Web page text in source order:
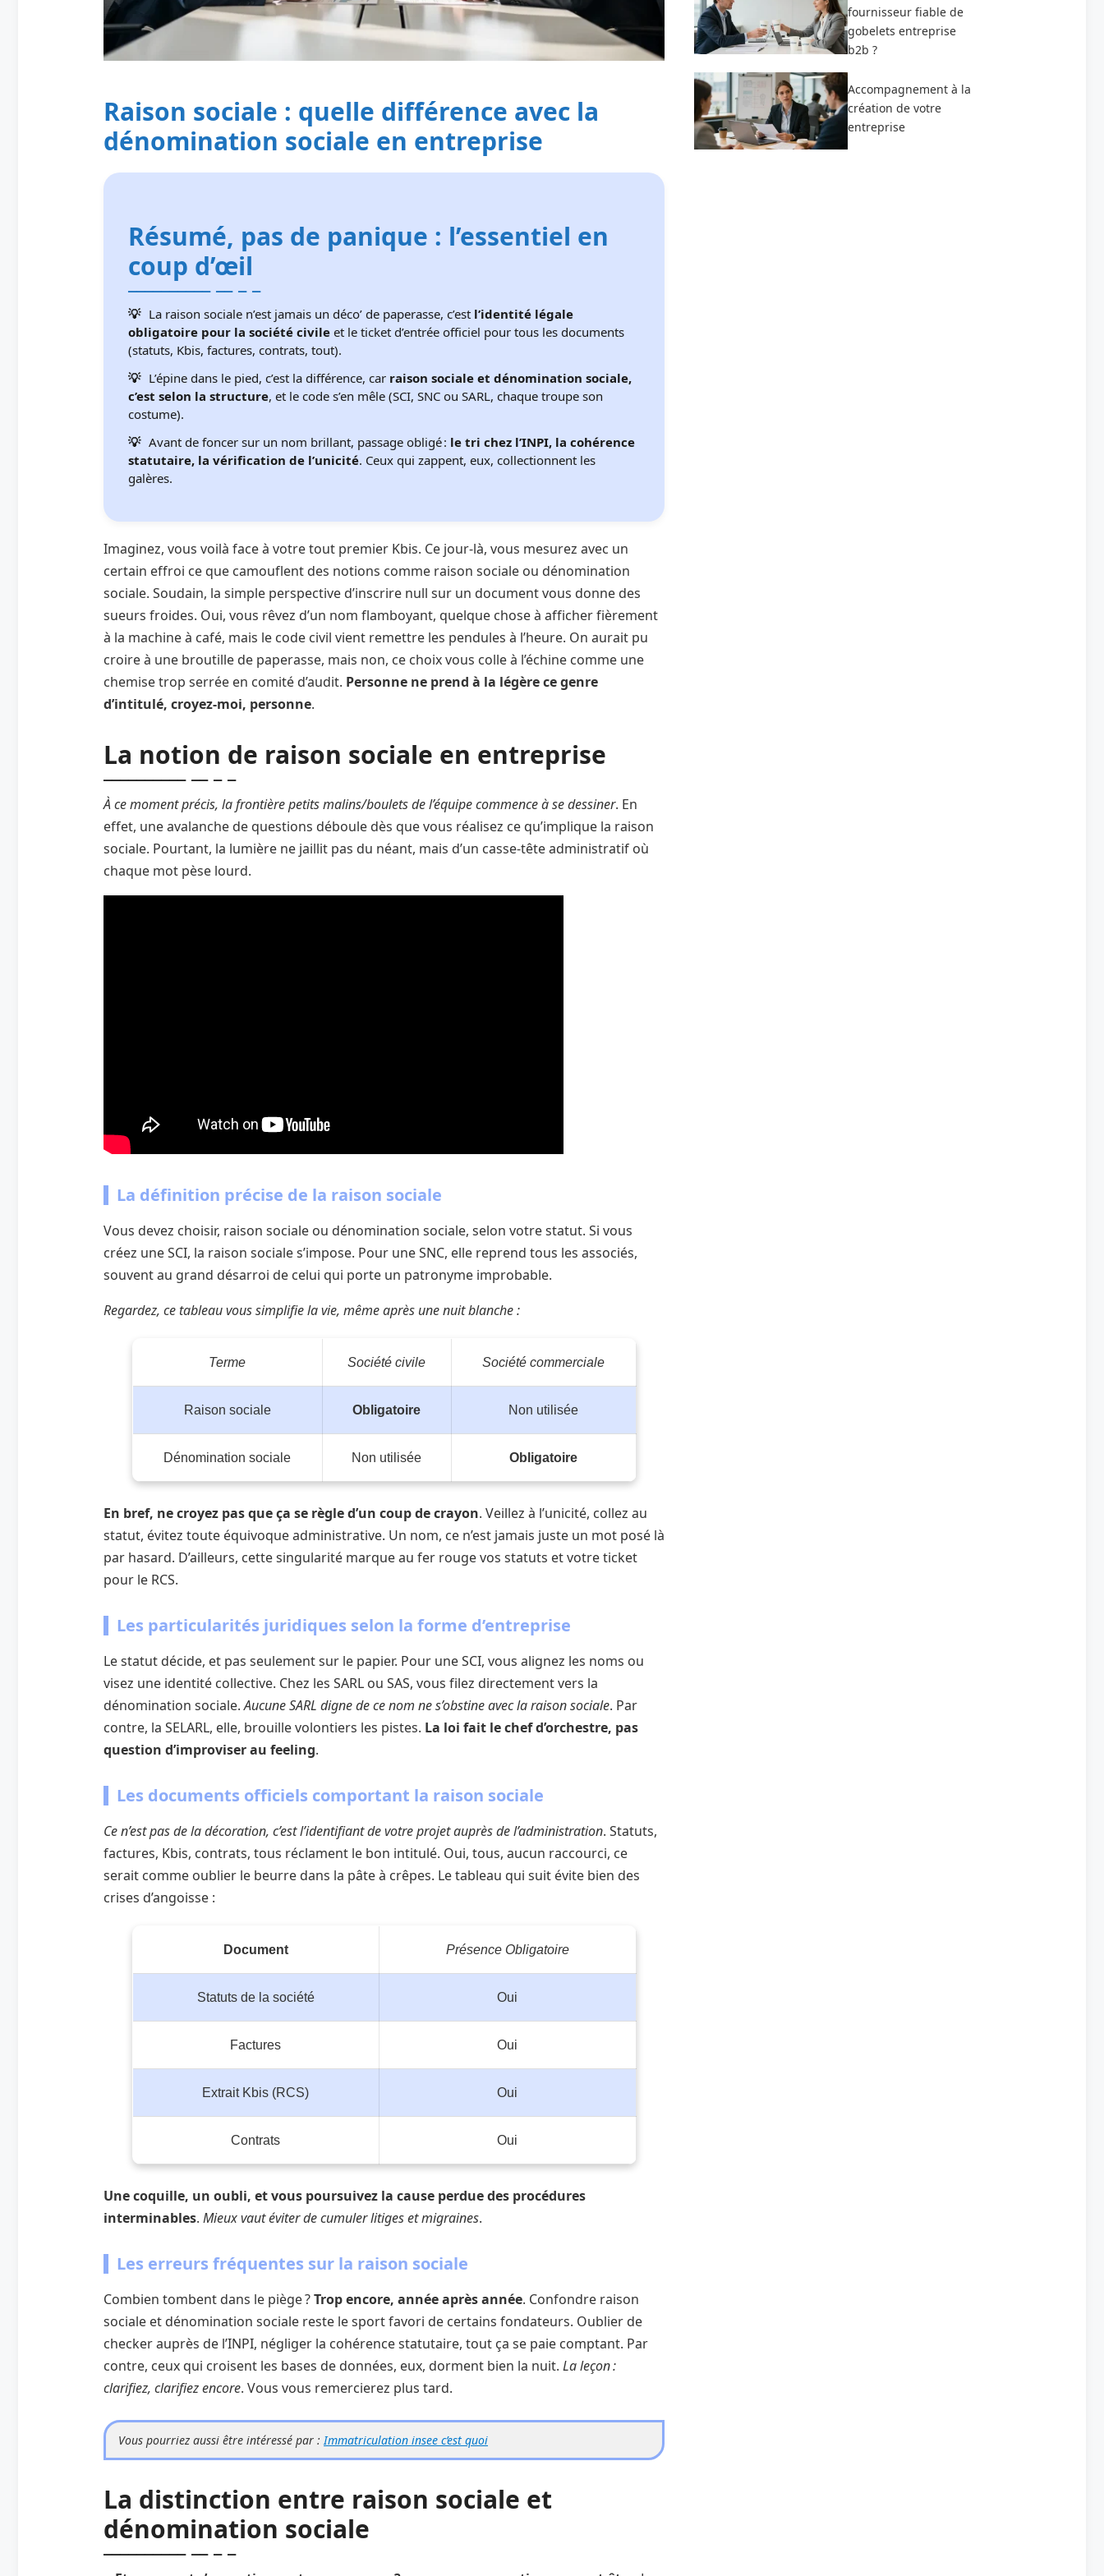
Raison sociale : quelle différence avec la
dénomination sociale en entreprise
Résumé, pas de panique : l’essentiel en
coup d’œil
La raison sociale n’est jamais un déco’ de paperasse, c’est l’identité légale
obligatoire pour la société civile et le ticket d’entrée officiel pour tous les documents
(statuts, Kbis, factures, contrats, tout).
L’épine dans le pied, c’est la différence, car raison sociale et dénomination sociale,
c’est selon la structure, et le code s’en mêle (SCI, SNC ou SARL, chaque troupe son
costume).
Avant de foncer sur un nom brillant, passage obligé : le tri chez l’INPI, la cohérence
statutaire, la vérification de l’unicité. Ceux qui zappent, eux, collectionnent les
galères.
Imaginez, vous voilà face à votre tout premier Kbis. Ce jour-là, vous mesurez avec un
certain effroi ce que camouflent des notions comme raison sociale ou dénomination
sociale. Soudain, la simple perspective d’inscrire null sur un document vous donne des
sueurs froides. Oui, vous rêvez d’un nom flamboyant, quelque chose à afficher fièrement
à la machine à café, mais le code civil vient remettre les pendules à l’heure. On aurait pu
croire à une broutille de paperasse, mais non, ce choix vous colle à l’échine comme une
chemise trop serrée en comité d’audit. Personne ne prend à la légère ce genre
d’intitulé, croyez-moi, personne.
La notion de raison sociale en entreprise
À ce moment précis, la frontière petits malins/boulets de l’équipe commence à se dessiner. En
effet, une avalanche de questions déboule dès que vous réalisez ce qu’implique la raison
sociale. Pourtant, la lumière ne jaillit pas du néant, mais d’un casse-tête administratif où
chaque mot pèse lourd.
La définition précise de la raison sociale
Vous devez choisir, raison sociale ou dénomination sociale, selon votre statut. Si vous
créez une SCI, la raison sociale s’impose. Pour une SNC, elle reprend tous les associés,
souvent au grand désarroi de celui qui porte un patronyme improbable.
Regardez, ce tableau vous simplifie la vie, même après une nuit blanche :
Terme Société civile Société commerciale
Raison sociale Obligatoire Non utilisée
Dénomination sociale Non utilisée Obligatoire
En bref, ne croyez pas que ça se règle d’un coup de crayon. Veillez à l’unicité, collez au
statut, évitez toute équivoque administrative. Un nom, ce n’est jamais juste un mot posé là
par hasard. D’ailleurs, cette singularité marque au fer rouge vos statuts et votre ticket
pour le RCS.
Les particularités juridiques selon la forme d’entreprise
Le statut décide, et pas seulement sur le papier. Pour une SCI, vous alignez les noms ou
visez une identité collective. Chez les SARL ou SAS, vous filez directement vers la
dénomination sociale.Aucune SARL digne de ce nom ne s’obstine avec la raison sociale. Par
contre, la SELARL, elle, brouille volontiers les pistes. La loi fait le chef d’orchestre, pas
question d’improviser au feeling.
Les documents officiels comportant la raison sociale
Ce n’est pas de la décoration, c’est l’identifiant de votre projet auprès de l’administration. Statuts,
factures, Kbis, contrats, tous réclament le bon intitulé. Oui, tous, aucun raccourci, ce
serait comme oublier le beurre dans la pâte à crêpes. Le tableau qui suit évite bien des
crises d’angoisse :
Document Présence Obligatoire
Statuts de la société Oui
Factures Oui
Extrait Kbis (RCS) Oui
Contrats Oui
Une coquille, un oubli, et vous poursuivez la cause perdue des procédures
interminables. Mieux vaut éviter de cumuler litiges et migraines.
Les erreurs fréquentes sur la raison sociale
Combien tombent dans le piège ?Trop encore, année après année. Confondre raison
sociale et dénomination sociale reste le sport favori de certains fondateurs. Oublier de
checker auprès de l’INPI, négliger la cohérence statutaire, tout ça se paie comptant. Par
contre, ceux qui croisent les bases de données, eux, dorment bien la nuit. La leçon :
clarifiez, clarifiez encore. Vous vous remercierez plus tard.
Vous pourriez aussi être intéressé par :Immatriculation insee c’est quoi
La distinction entre raison sociale et
dénomination sociale
fournisseur fiable de
gobelets entreprise
b2b ?
Accompagnement à la
création de votre
entreprise